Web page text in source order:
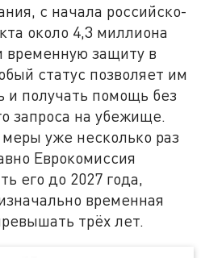
с начала российско-
около 4,3 миллиона
временную защиту в
статус позволяет им
и получать помощь без
запроса на убежище.
уже несколько раз
Еврокомиссия
его до 2027 года,
временная
трёх лет.